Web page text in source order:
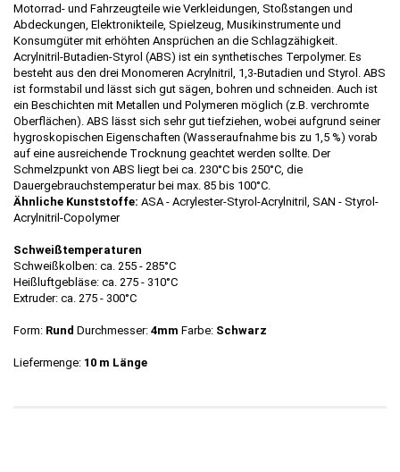
Motorrad- und Fahrzeugteile wie Verkleidungen, Stoßstangen und
Abdeckungen, Elektronikteile, Spielzeug, Musikinstrumente und
Konsumgüter mit erhöhten Ansprüchen an die Schlagzähigkeit.
Acrylnitril-Butadien-Styrol (ABS) ist ein synthetisches Terpolymer. Es
besteht aus den drei Monomeren Acrylnitril, 1,3-Butadien und Styrol. ABS
ist formstabil und lässt sich gut sägen, bohren und schneiden. Auch ist
ein Beschichten mit Metallen und Polymeren möglich (z.B. verchromte
Oberflächen). ABS lässt sich sehr gut tiefziehen, wobei aufgrund seiner
hygroskopischen Eigenschaften (Wasseraufnahme bis zu 1,5 %) vorab
auf eine ausreichende Trocknung geachtet werden sollte. Der
Schmelzpunkt von ABS liegt bei ca. 230°C bis 250°C, die
Dauergebrauchstemperatur bei max. 85 bis 100°C.
Ähnliche Kunststoffe: ASA - Acrylester-Styrol-Acrylnitril, SAN - Styrol-
Acrylnitril-Copolymer
Schweißtemperaturen
Schweißkolben: ca. 255 - 285°C
Heißluftgebläse: ca. 275 - 310°C
Extruder: ca. 275 - 300°C
Form: Rund Durchmesser: 4mm Farbe: Schwarz
Liefermenge: 10 m Länge